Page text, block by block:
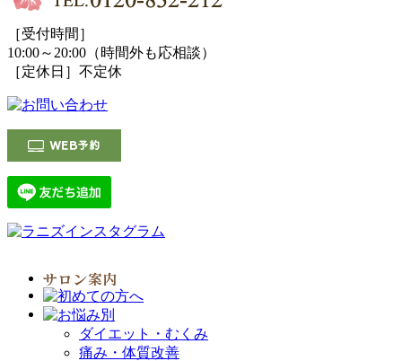
［受付時間］
10:00～20:00（時間外も応相談）
［定休日］不定休
ダイエット・むくみ
痛み・体質改善